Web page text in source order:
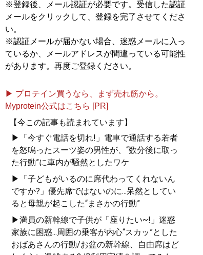
※登録後、メール認証が必要です。受信した認証
メールをクリックして、登録を完了させてくださ
い。
※認証メールが届かない場合、迷惑メールに入っ
ているか、メールアドレスが間違っている可能性
があります。再度ご登録ください。
▶ プロテイン買うなら、まず売れ筋から。
Myprotein公式はこちら [PR]
【今この記事も読まれています】
▶「今すぐ電話を切れ!」電車で通話する若者
を怒鳴ったスーツ姿の男性が、“数分後に取っ
た行動”に車内が騒然としたワケ
▶「子どもがいるのに席代わってくれないん
ですか?」優先席ではないのに...呆然としてい
ると母親が起こした“まさかの行動”
▶満員の新幹線で子供が「座りたい~!」迷惑
家族に困惑...周囲の乗客が内心“スカッ”とした
おばあさんの行動/お盆の新幹線、自由席はど